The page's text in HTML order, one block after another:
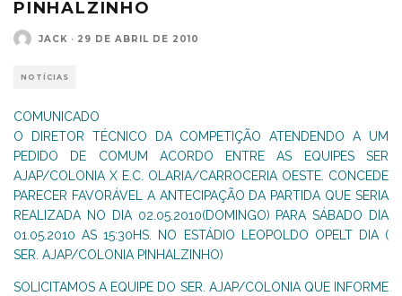
PINHALZINHO
JACK · 29 DE ABRIL DE 2010
NOTÍCIAS
COMUNICADO
O DIRETOR TÉCNICO DA COMPETIÇÃO ATENDENDO A UM
PEDIDO DE COMUM ACORDO ENTRE AS EQUIPES SER
AJAP/COLONIA X E.C. OLARIA/CARROCERIA OESTE. CONCEDE
PARECER FAVORÁVEL A ANTECIPAÇÃO DA PARTIDA QUE SERIA
REALIZADA NO DIA 02.05.2010(DOMINGO) PARA SÁBADO DIA
01.05.2010 AS 15:30HS. NO ESTÁDIO LEOPOLDO OPELT DIA (
SER. AJAP/COLONIA PINHALZINHO)
SOLICITAMOS A EQUIPE DO SER. AJAP/COLONIA QUE INFORME